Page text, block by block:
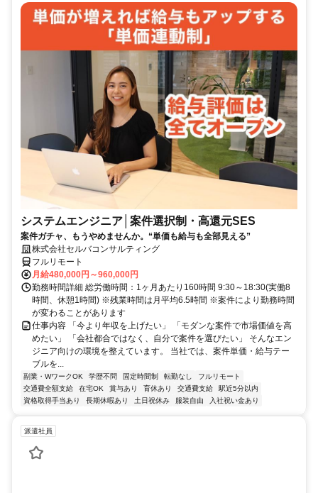
システムエンジニア│案件選択制・高還元SES
案件ガチャ、もうやめませんか。“単価も給与も全部見える”
株式会社セルバコンサルティング
フルリモート
月給480,000円～960,000円
勤務時間詳細 総労働時間：1ヶ月あたり160時間 9:30～18:30(実働8
時間、休憩1時間) ※残業時間は月平均6.5時間 ※案件により勤務時間
が変わることがあります
仕事内容 「今より年収を上げたい」 「モダンな案件で市場価値を高
めたい」 「会社都合ではなく、自分で案件を選びたい」 そんなエン
ジニア向けの環境を整えています。 当社では、案件単価・給与テー
ブルを...
副業・WワークOK 学歴不問 固定時間制 転勤なし
フルリモート
交通費全額支給
在宅OK 賞与あり 育休あり 交通費支給
駅近5分以内
資格取得手当あり
長期休暇あり 土日祝休み 服装自由 入社祝い金あり
派遣社員